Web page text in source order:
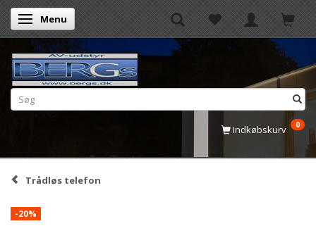
Skifte navigation
Menu
Indkøbskurv 0
Trådløs telefon
-20%